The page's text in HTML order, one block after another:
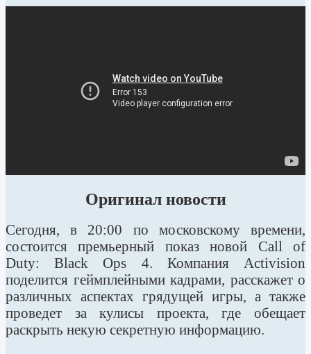
Оригинал новости
Сегодня, в 20:00 по московскому времени,
состоится премьерный показ новой Call of
Duty: Black Ops 4. Компания Activision
поделится геймплейными кадрами, расскажет о
различных аспектах грядущей игры, а также
проведет за кулисы проекта, где обещает
раскрыть некую секретную информацию.